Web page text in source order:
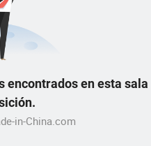
encontrados en esta sala
in-China.com